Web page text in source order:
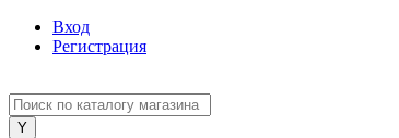
Вход
Регистрация